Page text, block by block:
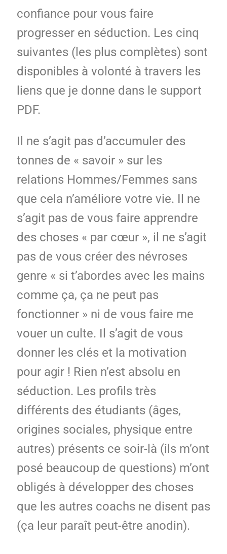
confiance pour vous faire
progresser en séduction. Les cinq
suivantes (les plus complètes) sont
disponibles à volonté à travers les
liens que je donne dans le support
PDF.
Il ne s’agit pas d’accumuler des
tonnes de « savoir » sur les
relations Hommes/Femmes sans
que cela n’améliore votre vie. Il ne
s’agit pas de vous faire apprendre
des choses « par cœur », il ne s’agit
pas de vous créer des névroses
genre « si t’abordes avec les mains
comme ça, ça ne peut pas
fonctionner » ni de vous faire me
vouer un culte. Il s’agit de vous
donner les clés et la motivation
pour agir ! Rien n’est absolu en
séduction. Les profils très
différents des étudiants (âges,
origines sociales, physique entre
autres) présents ce soir-là (ils m’ont
posé beaucoup de questions) m’ont
obligés à développer des choses
que les autres coachs ne disent pas
(ça leur paraît peut-être anodin).